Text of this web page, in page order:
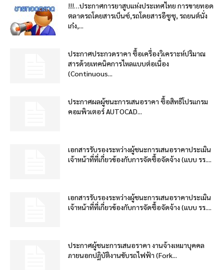
!!!…ประกาศการยาสูบแห่งประเทศไทย การขายทอด
ตลาดรถโดยสารเบ็นซ์,รถโดยสารอีซูซุ, รถยนต์นั่ง
เก๋ง,...
ประกาศประกวดราคา ซื้อเครื่องวิเคราะห์ปริมาณ
สารด้วยเทคนิคการไหลแบบต่อเนื่อง
(Continuous...
ประกาศผลผู้ชนะการเสนอราคา ซื้อสิทธิโปรแกรม
คอมพิวเตอร์ AUTOCAD...
เอกสารรับรองระหว่างผู้ชนะการเสนอราคาประเมิน
เจ้าหน้าที่ที่เกี่ยวข้องกับการจัดซื้อจัดจ้าง (แบบ รร....
เอกสารรับรองระหว่างผู้ชนะการเสนอราคาประเมิน
เจ้าหน้าที่ที่เกี่ยวข้องกับการจัดซื้อจัดจ้าง (แบบ รร....
ประกาศผู้ชนะการเสนอราคา งานจ้างเหมาบุคคล
ภายนอกปฏิบัติงานขับรถไฟฟ้า (Fork...